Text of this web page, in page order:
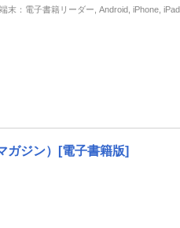
：電子書籍リーダー, Android, iPhone, iPad,
ガジン）[電子書籍版]